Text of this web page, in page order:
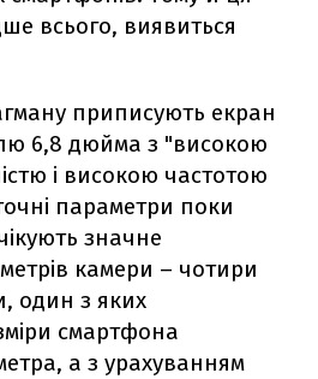
всього, виявиться
приписують екран
6,8 дюйма з "високою
і високою частотою
параметри поки
значне
камери – чотири
один з яких
смартфона
а з урахуванням